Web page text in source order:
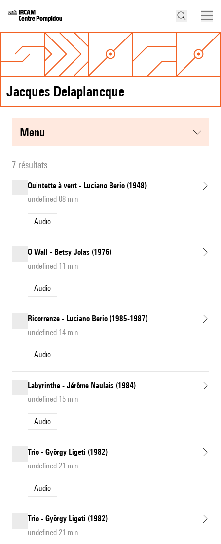
Jacques Delaplancque
menu
7 résultats
Quintette à vent - Luciano Berio (1948)
undefined 08 min
Audio
O Wall - Betsy Jolas (1976)
undefined 11 min
Audio
Ricorrenze - Luciano Berio (1985-1987)
undefined 14 min
Audio
Labyrinthe - Jérôme Naulais (1984)
undefined 15 min
Audio
Trio - György Ligeti (1982)
undefined 21 min
Audio
Trio - György Ligeti (1982)
undefined 21 min